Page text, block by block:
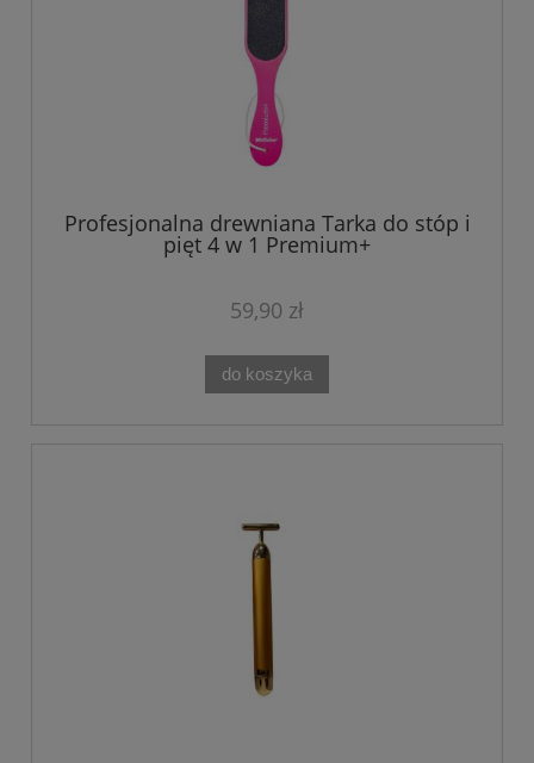
Profesjonalna drewniana Tarka do stóp i
pięt 4 w 1 Premium+
59,90 zł
do koszyka